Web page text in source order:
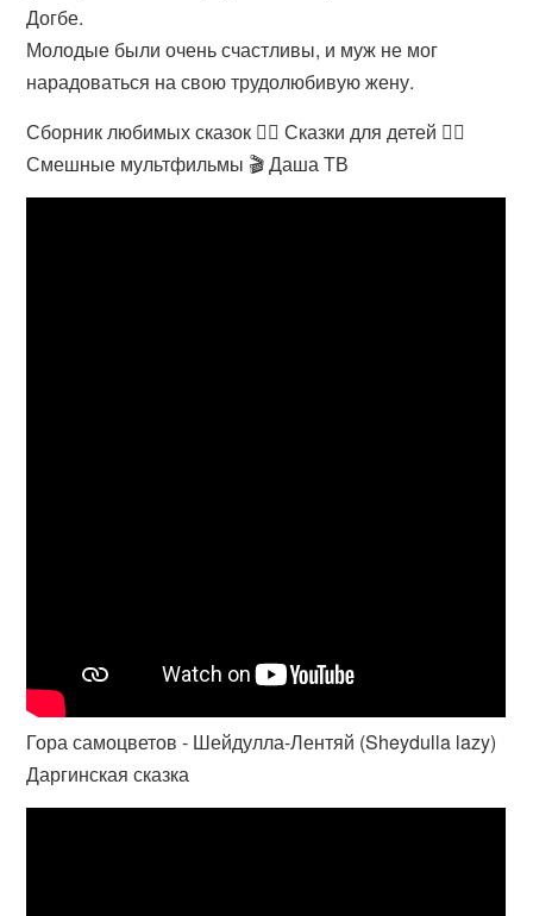
Догбе.
Молодые были очень счастливы, и муж не мог
нарадоваться на свою трудолюбивую жену.
Сборник любимых сказок 👱‍♀️ Сказки для детей 👱‍♀️
Смешные мультфильмы 🎬 Даша ТВ
Гора самоцветов - Шейдулла-Лентяй (Sheydulla lazy)
Даргинская сказка